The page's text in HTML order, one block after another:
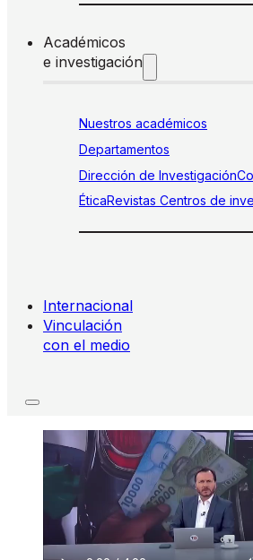
Académicos
e investigación
Nuestros académicos
Departamentos
Dirección de Investigación
ÉticaRevistas Centros de
Internacional
Vinculación
con el medio